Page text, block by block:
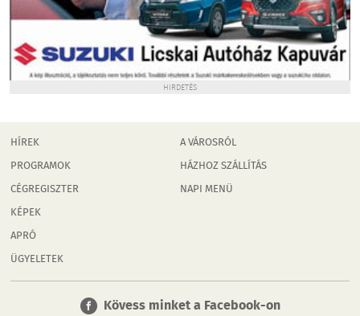
HIRDETÉS
HÍREK
PROGRAMOK
CÉGREGISZTER
KÉPEK
APRÓ
ÜGYELETEK
A VÁROSRÓL
HÁZHOZ SZÁLLÍTÁS
NAPI MENÜ
Kövess minket a Facebook-on